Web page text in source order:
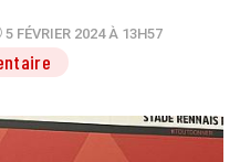
5 FÉVRIER 2024 À 13H57